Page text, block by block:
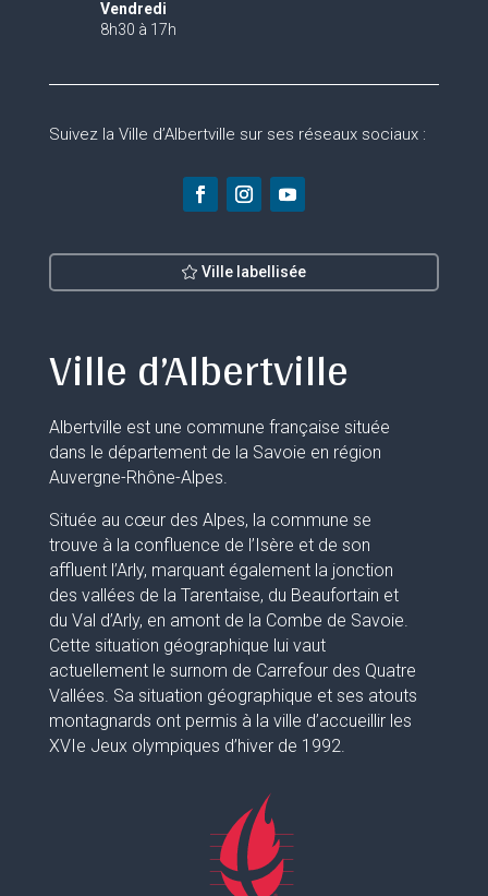
Vendredi
8h30 à 17h
Suivez la Ville d’Albertville sur ses réseaux sociaux :
Ville labellisée
Ville d’Albertville
Albertville est une commune française située
dans le département de la Savoie en région
Auvergne-Rhône-Alpes.
Située au cœur des Alpes, la commune se
trouve à la confluence de l’Isère et de son
affluent l’Arly, marquant également la jonction
des vallées de la Tarentaise, du Beaufortain et
du Val d’Arly, en amont de la Combe de Savoie.
Cette situation géographique lui vaut
actuellement le surnom de Carrefour des Quatre
Vallées. Sa situation géographique et ses atouts
montagnards ont permis à la ville d’accueillir les
XVIe Jeux olympiques d’hiver de 1992.